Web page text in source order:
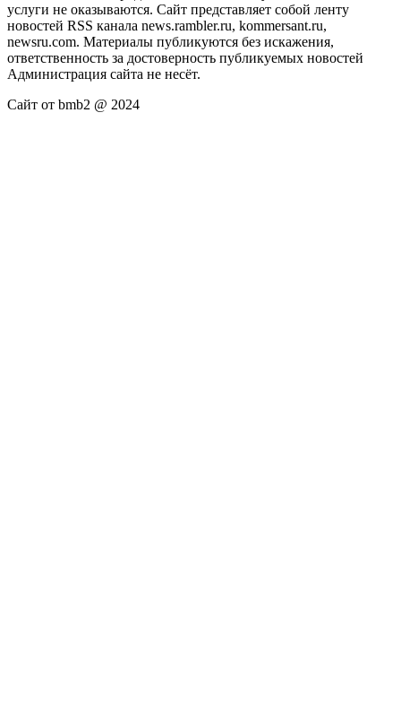
услуги не оказываются. Сайт представляет собой ленту
новостей RSS канала news.rambler.ru, kommersant.ru,
newsru.com. Материалы публикуются без искажения,
ответственность за достоверность публикуемых новостей
Администрация сайта не несёт.
Сайт от bmb2 @ 2024